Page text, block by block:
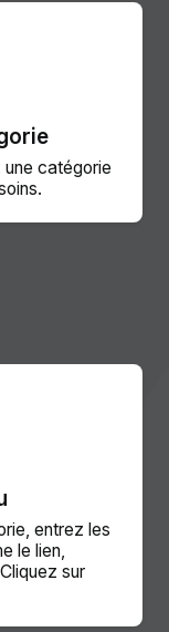
catégorie
entrez les
le lien,
sur